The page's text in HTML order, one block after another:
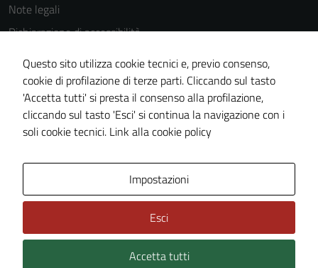
Note legali
Dichiarazione di accessibilità
Dichiarazione di accessibilità Servizi
Whistleblowing
Piano di miglioramento del sito
Area riservata
Technical Design s.r.l.
Questo sito utilizza cookie tecnici e, previo consenso,
cookie di profilazione di terze parti. Cliccando sul tasto
'Accetta tutti' si presta il consenso alla profilazione,
cliccando sul tasto 'Esci' si continua la navigazione con i
soli cookie tecnici. Link alla cookie policy
Impostazioni
Esci
Accetta tutti